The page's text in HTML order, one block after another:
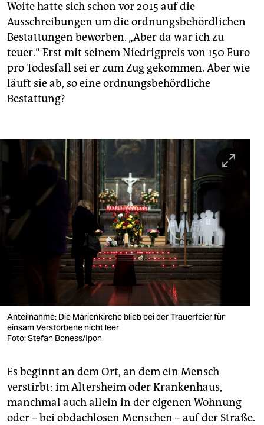
Woite hatte sich schon vor 2015 auf die
Ausschreibungen um die ordnungsbehördlichen
Bestattungen beworben. „Aber da war ich zu
teuer.“ Erst mit seinem Niedrigpreis von 150 Euro
pro Todesfall sei er zum Zug gekommen. Aber wie
läuft sie ab, so eine ordnungsbehördliche
Bestattung?
Anteilnahme: Die Marienkirche blieb bei der Trauerfeier für
einsam Verstorbene nicht leer
Foto: Stefan Boness/Ipon
Es beginnt an dem Ort, an dem ein Mensch
verstirbt: im Altersheim oder Krankenhaus,
manchmal auch allein in der eigenen Wohnung
oder – bei obdachlosen Menschen – auf der Straße.